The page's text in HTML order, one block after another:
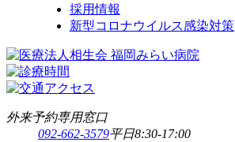
採用情報
新型コロナウイルス感染対策
外来予約専用窓口
092-662-3579平日8:30-17:00